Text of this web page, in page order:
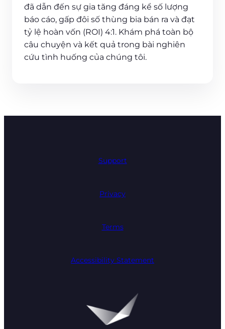
đã dẫn đến sự gia tăng đáng kể số lượng
báo cáo, gấp đôi số thùng bia bán ra và đạt
tỷ lệ hoàn vốn (ROI) 4:1. Khám phá toàn bộ
câu chuyện và kết quả trong bài nghiên
cứu tình huống của chúng tôi.
Support
Privacy
Terms
Accessibility Statement